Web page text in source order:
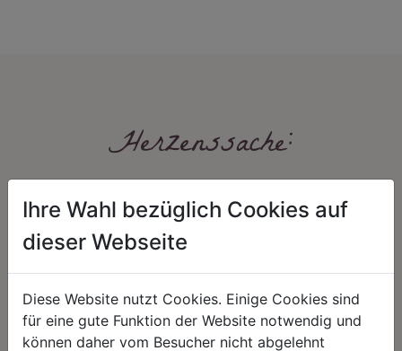
Herzenssache:
HARMONIE
Unser Sortiment steht für ein
FAIRNESS
Nicht immer ist der günstigste Preis
Ihre Wahl bezüglich Cookies auf
dieser Webseite
Diese Website nutzt Cookies. Einige Cookies sind
für eine gute Funktion der Website notwendig und
können daher vom Besucher nicht abgelehnt